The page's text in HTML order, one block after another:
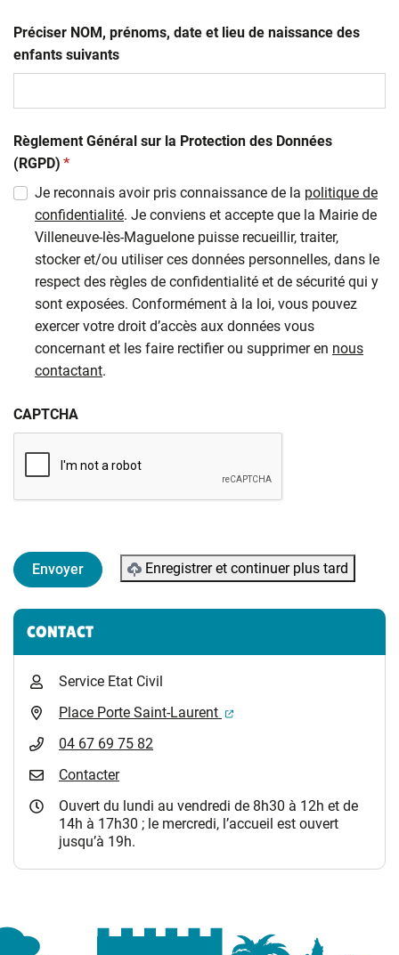
Préciser NOM, prénoms, date et lieu de naissance des
enfants suivants
Règlement Général sur la Protection des Données
(RGPD) (obligatoire)
*
Je reconnais avoir pris connaissance de la politique de
confidentialité. Je conviens et accepte que la Mairie de
Villeneuve-lès-Maguelone puisse recueillir, traiter,
stocker et/ou utiliser ces données personnelles, dans le
respect des règles de confidentialité et de sécurité qui y
sont exposées. Conformément à la loi, vous pouvez
exercer votre droit d’accès aux données vous
concernant et les faire rectifier ou supprimer en nous
contactant.
CAPTCHA
Enregistrer et continuer plus tard
Informations complémentaires
CONTACT
Service Etat Civil
Place Porte Saint-Laurent
(ouverture dans un
04 67 69 75 82
Contacter
Ouvert du lundi au vendredi de 8h30 à 12h et de
14h à 17h30 ; le mercredi, l’accueil est ouvert
jusqu’à 19h.